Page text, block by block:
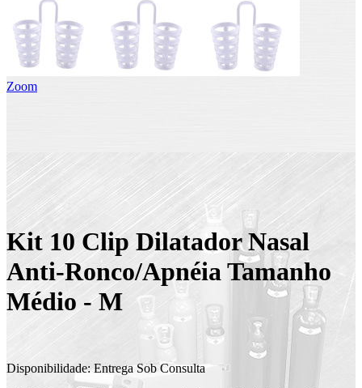
Zoom
Kit 10 Clip Dilatador Nasal
Anti-Ronco/Apnéia Tamanho
Médio - M
Disponibilidade: Entrega Sob Consulta